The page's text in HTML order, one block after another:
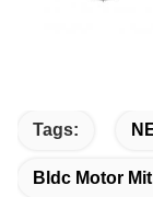
Tags:
Bldc Motor